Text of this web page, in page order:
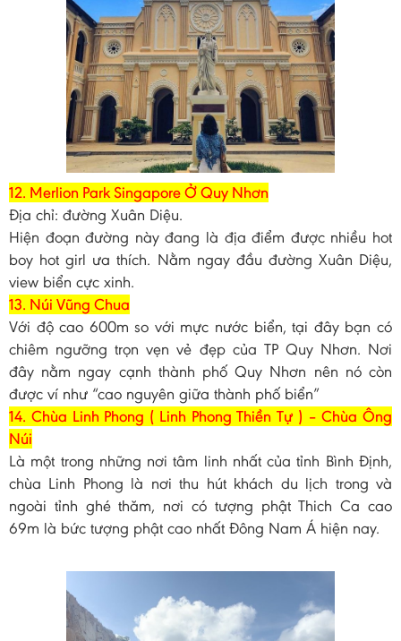
12. Merlion Park Singapore Ở Quy Nhơn
Địa chỉ: đường Xuân Diệu.
Hiện đoạn đường này đang là địa điểm được nhiều hot
boy hot girl ưa thích. Nằm ngay đầu đường Xuân Diệu,
view biển cực xinh.
13. Núi Vũng Chua
Với độ cao 600m so với mực nước biển, tại đây bạn có
chiêm ngưỡng trọn vẹn vẻ đẹp của TP Quy Nhơn. Nơi
đây nằm ngay cạnh thành phố Quy Nhơn nên nó còn
được ví như “cao nguyên giữa thành phố biển”
14. Chùa Linh Phong ( Linh Phong Thiền Tự ) – Chùa Ông
Núi
Là một trong những nơi tâm linh nhất của tỉnh Bình Định,
chùa Linh Phong là nơi thu hút khách du lịch trong và
ngoài tỉnh ghé thăm, nơi có tượng phật Thich Ca cao
69m là bức tượng phật cao nhất Đông Nam Á hiện nay.